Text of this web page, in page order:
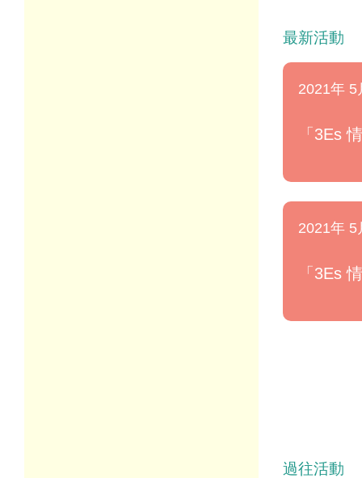
最新活動
2021年 5
「3Es
2021年 5
「3Es
過往活動